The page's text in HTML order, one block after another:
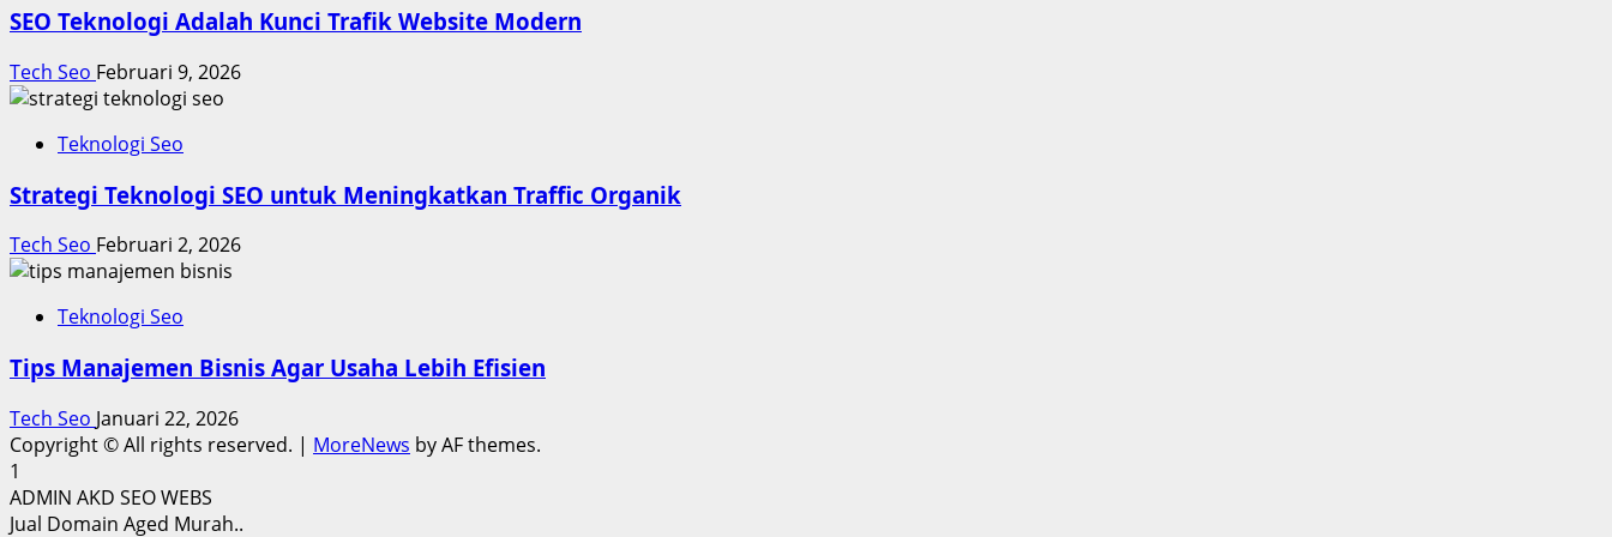
SEO Teknologi Adalah Kunci Trafik Website Modern
Tech Seo Februari 9, 2026
Teknologi Seo
Strategi Teknologi SEO untuk Meningkatkan Traffic Organik
Tech Seo Februari 2, 2026
Teknologi Seo
Tips Manajemen Bisnis Agar Usaha Lebih Efisien
Tech Seo Januari 22, 2026
Copyright © All rights reserved. | MoreNews by AF themes.
1
ADMIN AKD SEO WEBS
Jual Domain Aged Murah..